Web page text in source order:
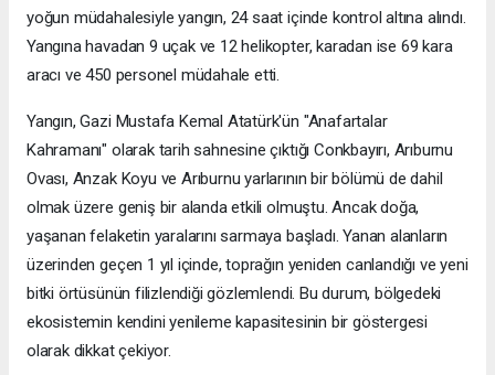
yoğun müdahalesiyle yangın, 24 saat içinde kontrol altına alındı.
Yangına havadan 9 uçak ve 12 helikopter, karadan ise 69 kara
aracı ve 450 personel müdahale etti.
Yangın, Gazi Mustafa Kemal Atatürk'ün "Anafartalar
Kahramanı" olarak tarih sahnesine çıktığı Conkbayırı, Arıburnu
Ovası, Anzak Koyu ve Arıburnu yarlarının bir bölümü de dahil
olmak üzere geniş bir alanda etkili olmuştu. Ancak doğa,
yaşanan felaketin yaralarını sarmaya başladı. Yanan alanların
üzerinden geçen 1 yıl içinde, toprağın yeniden canlandığı ve yeni
bitki örtüsünün filizlendiği gözlemlendi. Bu durum, bölgedeki
ekosistemin kendini yenileme kapasitesinin bir göstergesi
olarak dikkat çekiyor.